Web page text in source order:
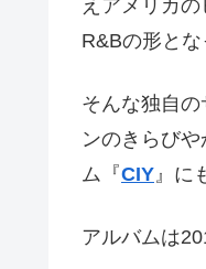
えアメリカ
R&Bの形とな
そんな独自
ンのきらび
ム『CIY』に
アルバムは